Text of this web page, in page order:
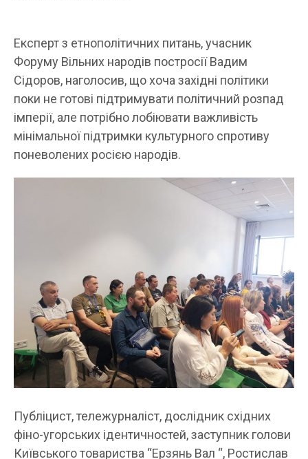
Експерт з етнополітичних питань, учасник
Форуму Вільних народів постросії Вадим
Сідоров, наголосив, що хоча західні політики
поки не готові підтримувати політичний розпад
імперії, але потрібно лобіювати важливість
мінімальної підтримки культурного спротиву
поневолених росією народів.
Публіцист, тележурналіст, дослідник східних
фіно-угорських ідентичностей, заступник голови
Київського товариства “Ерзянь Вал “, Ростислав